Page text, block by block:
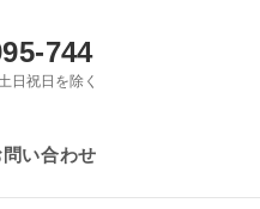
744
祝日を除く
問い合わせ